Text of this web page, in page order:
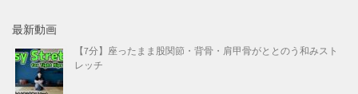
最新動画
【7分】座ったまま股関節・背骨・肩甲骨がととのう和みスト
レッチ